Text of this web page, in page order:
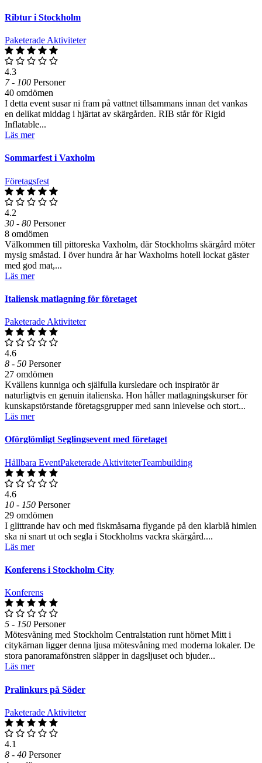
Ribtur i Stockholm
Paketerade Aktiviteter
4.3
7 - 100 Personer
40 omdömen
I detta event susar ni fram på vattnet tillsammans innan det vankas
en delikat middag i hjärtat av skärgården. RIB står för Rigid
Inflatable...
Läs mer
Sommarfest i Vaxholm
Företagsfest
4.2
30 - 80 Personer
8 omdömen
Välkommen till pittoreska Vaxholm, där Stockholms skärgård möter
mysig småstad. I över hundra år har Waxholms hotell lockat gäster
med god mat,...
Läs mer
Italiensk matlagning för företaget
Paketerade Aktiviteter
4.6
8 - 50 Personer
27 omdömen
Kvällens kunniga och själfulla kursledare och inspiratör är
naturligtvis en genuin italienska. Hon håller matlagningskurser för
kunskapstörstande företagsgrupper med sann inlevelse och stort...
Läs mer
Oförglömligt Seglingsevent med företaget
Hållbara EventPaketerade AktiviteterTeambuilding
4.6
10 - 150 Personer
29 omdömen
I glittrande hav och med fiskmåsarna flygande på den klarblå himlen
ska ni snart ut och segla i Stockholms vackra skärgård....
Läs mer
Konferens i Stockholm City
Konferens
5 - 150 Personer
Mötesvåning med Stockholm Centralstation runt hörnet Mitt i
citykärnan ligger denna ljusa mötesvåning med moderna lokaler. De
stora panoramafönstren släpper in dagsljuset och bjuder...
Läs mer
Pralinkurs på Söder
Paketerade Aktiviteter
4.1
8 - 40 Personer